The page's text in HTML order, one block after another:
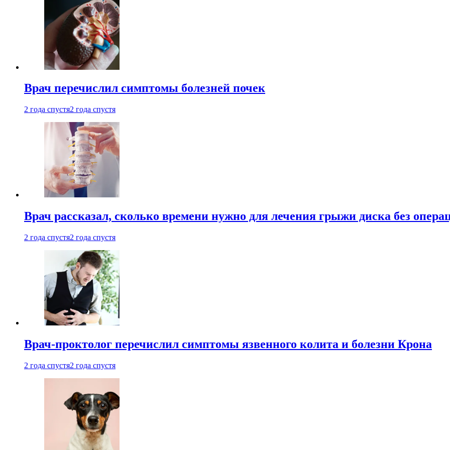
Врач перечислил симптомы болезней почек
2 года спустя2 года спустя
Врач рассказал, сколько времени нужно для лечения грыжи диска без
2 года спустя2 года спустя
Врач-проктолог перечислил симптомы язвенного колита и болезни Крона
2 года спустя2 года спустя